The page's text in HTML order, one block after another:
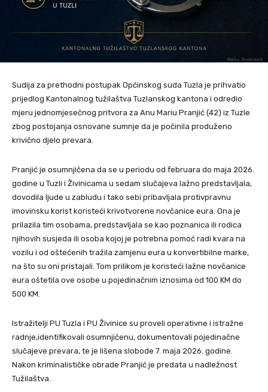
Sudija za prethodni postupak Općinskog suda Tuzla je prihvatio
prijedlog Kantonalnog tužilaštva Tuzlanskog kantona i odredio
mjeru jednomjesečnog pritvora za Anu Mariu Pranjić (42) iz Tuzle
zbog postojanja osnovane sumnje da je počinila produženo
krivično djelo prevara.
Pranjić je osumnjičena da se u periodu od februara do maja 2026.
godine u Tuzli i Živinicama u sedam slučajeva lažno predstavljala,
dovodila ljude u zabludu i tako sebi pribavljala protivpravnu
imovinsku korist koristeći krivotvorene novčanice eura. Ona je
prilazila tim osobama, predstavljala se kao poznanica ili rodica
njihovih susjeda ili osoba kojoj je potrebna pomoć radi kvara na
vozilu i od oštećenih tražila zamjenu eura u konvertibilne marke,
na što su oni pristajali. Tom prilikom je koristeći lažne novčanice
eura oštetila ove osobe u pojedinačnim iznosima od 100 KM do
500 KM.
Istražitelji PU Tuzla i PU Živinice su proveli operativne i istražne
radnje,identifikovali osumnjičenu, dokumentovali pojedinačne
slučajeve prevara, te je lišena slobode 7. maja 2026. godine.
Nakon kriminalističke obrade Pranjić je predata u nadležnost
Tužilaštva.